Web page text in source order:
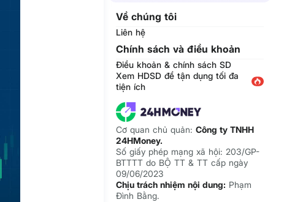
Về chúng tôi
Liên hệ
Chính sách và điều khoản
Điều khoản & chính sách SD
Xem HDSD để tận dụng tối đa
tiện ích
Cơ quan chủ quản:Công ty TNHH
24HMoney.
Số giấy phép mạng xã hội: 203/GP-
BTTTT do BỘ TT & TT cấp ngày
09/06/2023
Chịu trách nhiệm nội dung: Phạm
Đình Bằng.